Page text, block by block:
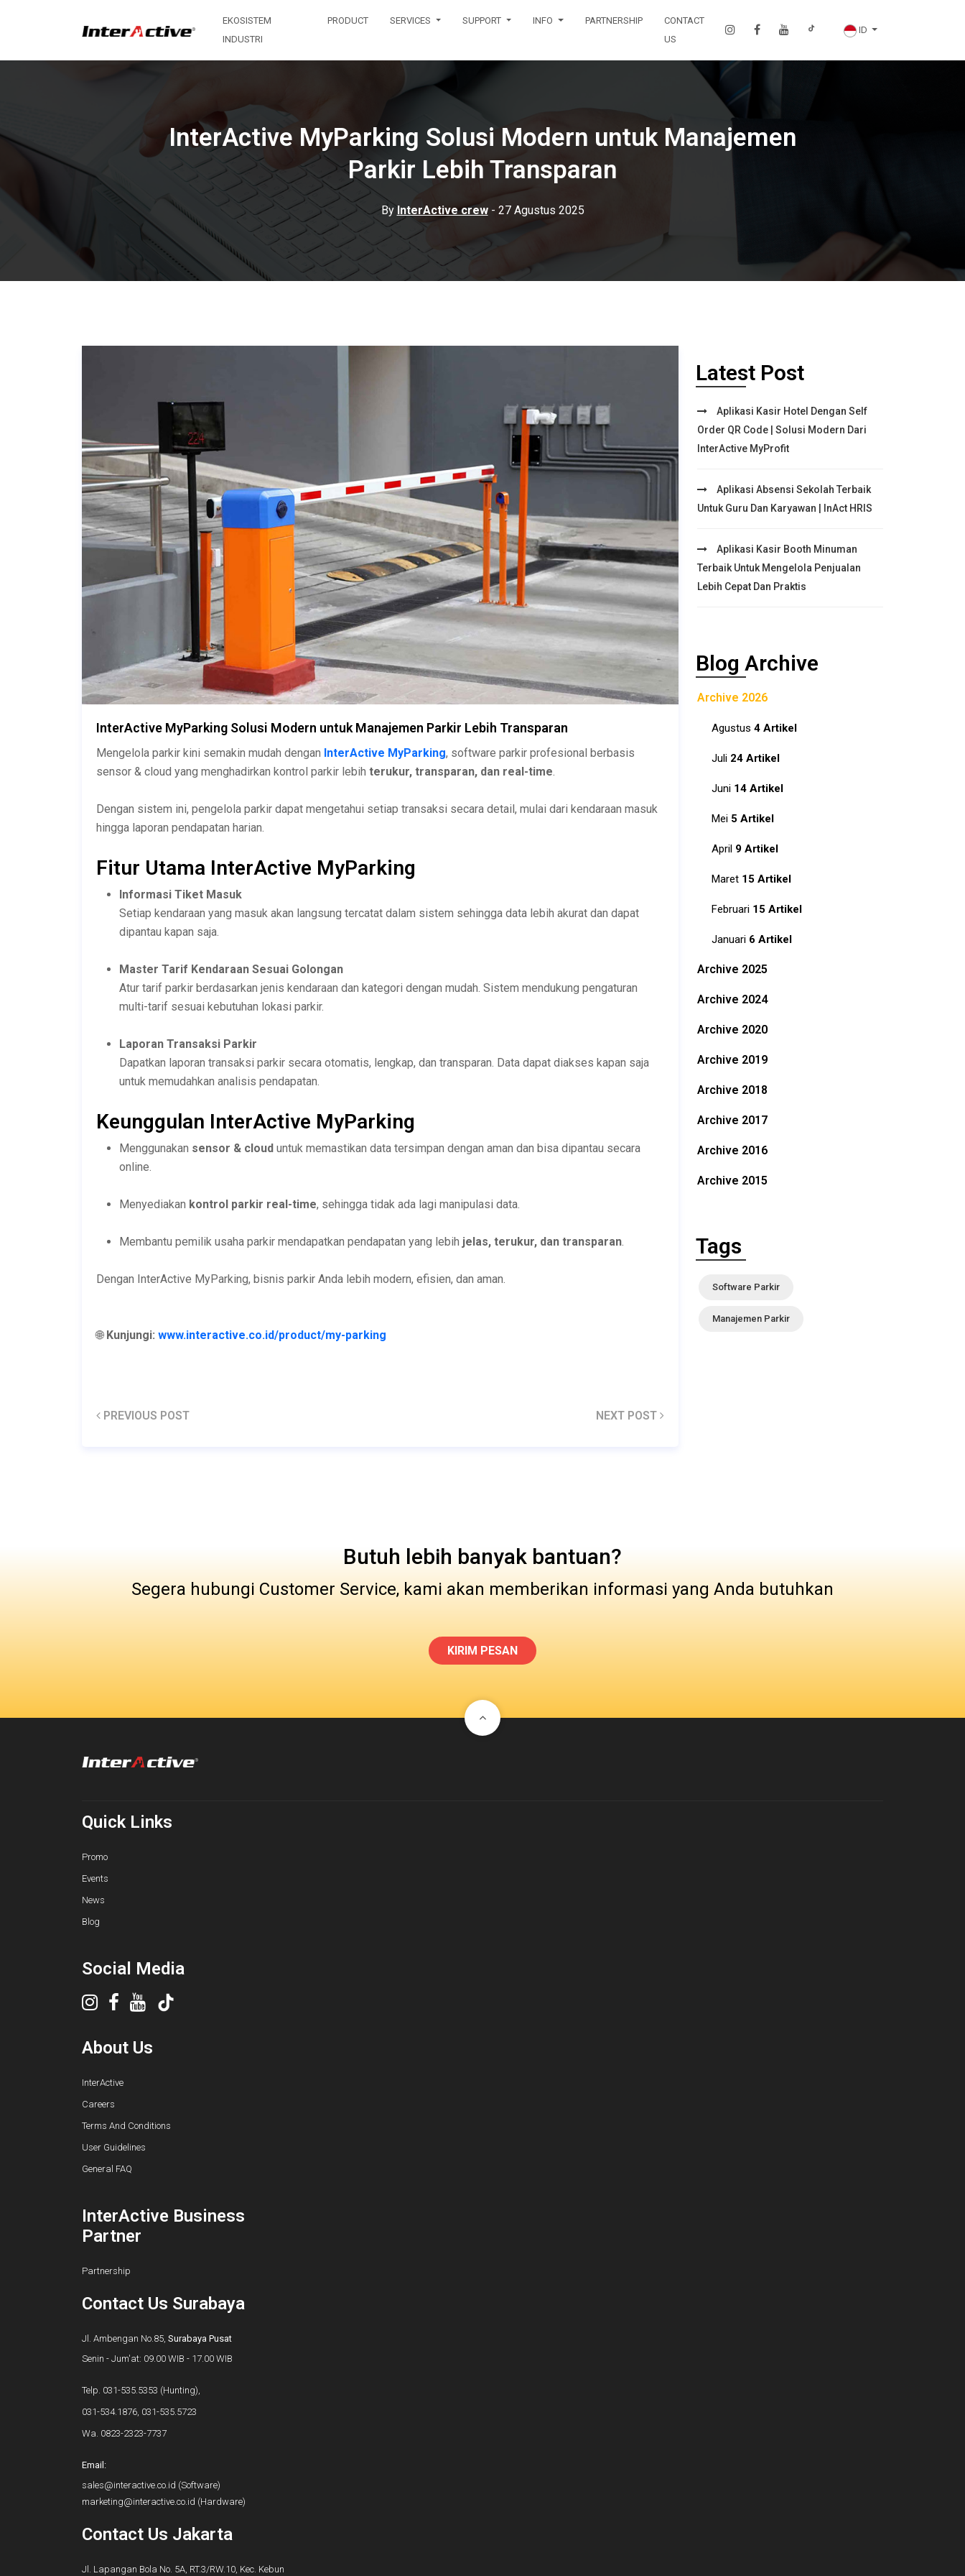
EKOSISTEM
INDUSTRI
PRODUCT SERVICES SUPPORT INFO PARTNERSHIP
CONTACT
US
ID
InterActive MyParking Solusi Modern untuk Manajemen
Parkir Lebih Transparan
By InterActive crew- 27 Agustus 2025
InterActive MyParking Solusi Modern untuk Manajemen Parkir Lebih Transparan
Mengelola parkir kini semakin mudah dengan InterActive MyParking, software parkir profesional berbasis
sensor & cloud yang menghadirkan kontrol parkir lebih terukur, transparan, dan real-time
Dengan sistem ini, pengelola parkir dapat mengetahui setiap transaksi secara detail, mulai dari kendaraan masuk
hingga laporan pendapatan harian.
Fitur Utama InterActive MyParking
Informasi Tiket Masuk
Setiap kendaraan yang masuk akan langsung tercatat dalam sistem sehingga data lebih akurat dan dapat
dipantau kapan saja.
Master Tarif Kendaraan Sesuai Golongan
Atur tarif parkir berdasarkan jenis kendaraan dan kategori dengan mudah. Sistem mendukung pengaturan
multi-tarif sesuai kebutuhan lokasi parkir.
Laporan Transaksi Parkir
Dapatkan laporan transaksi parkir secara otomatis, lengkap, dan transparan. Data dapat diakses kapan saja
untuk memudahkan analisis pendapatan.
Keunggulan InterActive MyParking
Menggunakan sensor & cloud untuk memastikan data tersimpan dengan aman dan bisa dipantau secara
online.
Menyediakan kontrol parkir real-time, sehingga tidak ada lagi manipulasi data.
Membantu pemilik usaha parkir mendapatkan pendapatan yang lebih jelas, terukur, dan transparan
Dengan InterActive MyParking, bisnis parkir Anda lebih modern, efisien, dan aman.
🌐 Kunjungi: www.interactive.co.id/product/my-parking
PREVIOUS POST NEXT POST
Latest Post
Aplikasi Kasir Hotel Dengan Self
Order QR Code | Solusi Modern Dari
InterActive MyProfit
Aplikasi Absensi Sekolah Terbaik
Untuk Guru Dan Karyawan | InAct HRIS
Aplikasi Kasir Booth Minuman
Terbaik Untuk Mengelola Penjualan
Lebih Cepat Dan Praktis
Blog Archive
Archive 2026
Agustus 4 Artikel
Juli 24 Artikel
Juni 14 Artikel
Mei 5 Artikel
April 9 Artikel
Maret 15 Artikel
Februari 15 Artikel
Januari 6 Artikel
Archive 2025
Archive 2024
Archive 2020
Archive 2019
Archive 2018
Archive 2017
Archive 2016
Archive 2015
Tags
Software Parkir
Manajemen Parkir
Butuh lebih banyak bantuan?
Segera hubungi Customer Service, kami akan memberikan informasi yang Anda butuhkan
KIRIM PESAN
Quick Links
Promo
Events
News
Blog
Social Media
About Us
InterActive
Careers
Terms And Conditions
User Guidelines
General FAQ
InterActive Business
Partner
Partnership
Contact Us Surabaya
Jl. Ambengan No.85, Surabaya Pusat
Senin - Jum'at: 09.00 WIB - 17.00 WIB
Telp. 031-535.5353 (Hunting),
031-534.1876 031-535.5723
Wa. 0823-2323-7737
Email:
sales@interactive.co.id (Software)
marketing@interactive.co.id (Hardware)
Contact Us Jakarta
Jl. Lapangan Bola No. 5A, RT.3/RW.10, Kec. Kebun